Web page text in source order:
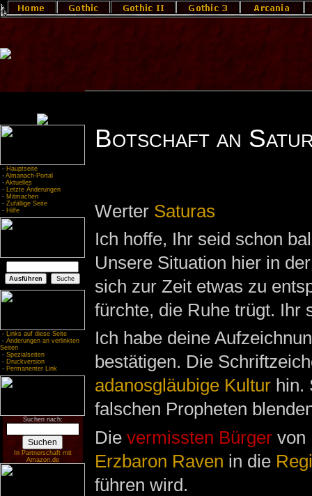
- Hauptseite
- Almanach-Portal
- Aktuelles
- Letzte Änderungen
- Mitmachen
- Zufällige Seite
- Hilfe
- Links auf diese Seite
- Änderungen an verlinkten
Seiten
- Spezialseiten
- Druckversion
- Permanenter Link
Suchen nach:
In Partnerschaft mit
Amazon.de
Botschaft an
Werter Saturas
Ich hoffe, Ihr seid schon
Unsere Situation hier in
sich zur Zeit etwas zu
fürchte, die Ruhe trügt. Ihr
Ich habe deine
bestätigen. Die
adanosgläubige Kulturhin.
falschen Propheten
Die vermissten Bürgervon
Erzbaron Raven in die
führen wird.